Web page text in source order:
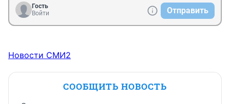
Гость
Войти
Отправить
Новости СМИ2
СООБЩИТЬ НОВОСТЬ